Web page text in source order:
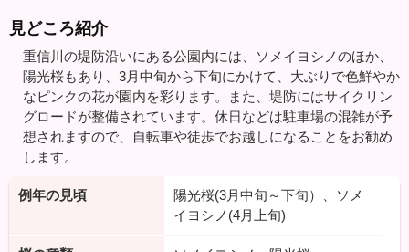
見どころ紹介
重信川の堤防沿いにある公園内には、ソメイヨシノのほか、
陽光桜もあり、3月中旬から下旬にかけて、大ぶりで色鮮やか
なピンクの花が園内を彩ります。また、堤防にはサイクリン
グロードが整備されています。休日などは駐車場の混雑が予
想されますので、自転車や徒歩でお越しになることをお勧め
します。
例年の見頃
陽光桜(3月中旬～下旬）、ソメ
イヨシノ(4月上旬)